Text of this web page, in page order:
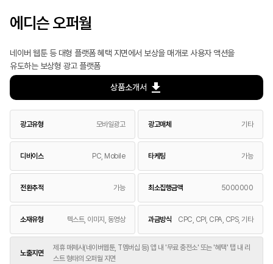
에디슨 오퍼월
네이버 웹툰 등 대형 플랫폼 혜택 지면에서 보상을 매개로 사용자 액션을
유도하는 보상형 광고 플랫폼
상품소개서
광고유형 모바일광고 광고매체 기타
디바이스 PC, Mobile 타케팅 가능
전환추적 가능 최소집행금액 5000000
소재유형 텍스트, 이미지, 동영상 과금방식 CPC, CPI, CPA, CPS, 기타
노출지면
제휴 매체사(네이버웹툰, T멤버십 등) 앱 내 '무료 충전소' 또는 '혜택' 탭 내 리
스트 형태의 오퍼월 지면